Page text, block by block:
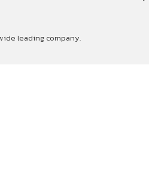
leading company.